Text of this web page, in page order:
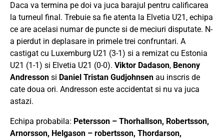
Daca va termina pe doi va juca barajul pentru calificarea
la turneul final. Trebuie sa fie atenta la Elvetia U21, echipa
ce are acelasi numar de puncte si de meciuri disputate. N-
a pierdut in deplasare in primele trei confruntari. A
castigat cu Luxemburg U21 (3-1) si a remizat cu Estonia
U21 (1-1) si Elvetia U21 (0-0). Viktor Dadason, Benony
Andresson si Daniel Tristan Gudjohnsen au inscris de
cate doua ori. Andresson este accidentat si nu va juca
astazi.
Echipa probabila: Petersson – Thorhallson, Robertsson,
Arnorsson, Helgason – robertsson, Thordarson,